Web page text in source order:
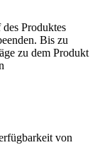
Produktes
Bis zu
zu dem Produkt
von